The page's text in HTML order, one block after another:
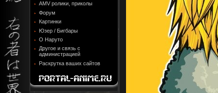
AMV ролики, приколы
Форум
Картинки
Юзер / Бигбары
О Наруто
Другое и связь с
администрацией
Раскрутка ваших сайтов